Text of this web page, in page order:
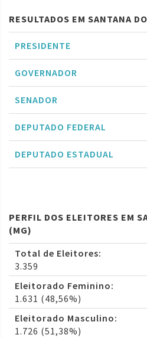
RESULTADOS EM SANTANA
PRESIDENTE
GOVERNADOR
SENADOR
DEPUTADO FEDERAL
DEPUTADO ESTADUAL
PERFIL DOS ELEITORES EM
(MG)
Total de Eleitores:
3.359
Eleitorado Feminino:
1.631 (48,56%)
Eleitorado Masculino:
1.726 (51,38%)